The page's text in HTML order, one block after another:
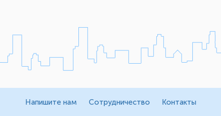
Напишите нам Сотрудничество Контакты